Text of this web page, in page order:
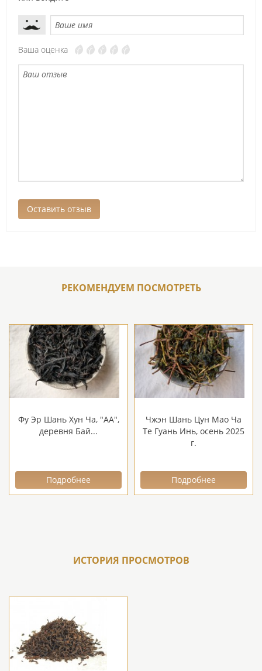
Ваша оценка
РЕКОМЕНДУЕМ ПОСМОТРЕТЬ
Фу Эр Шань Хун Ча, "АА",
деревня Бай...
Подробнее
Чжэн Шань Цун Мао Ча
Те Гуань Инь, осень 2025
г.
Подробнее
ИСТОРИЯ ПРОСМОТРОВ